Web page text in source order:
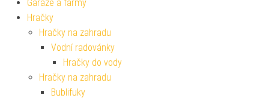
Garáže a farmy
Hračky
Hračky na zahradu
Vodní radovánky
Hračky do vody
Hračky na zahradu
Bublifuky